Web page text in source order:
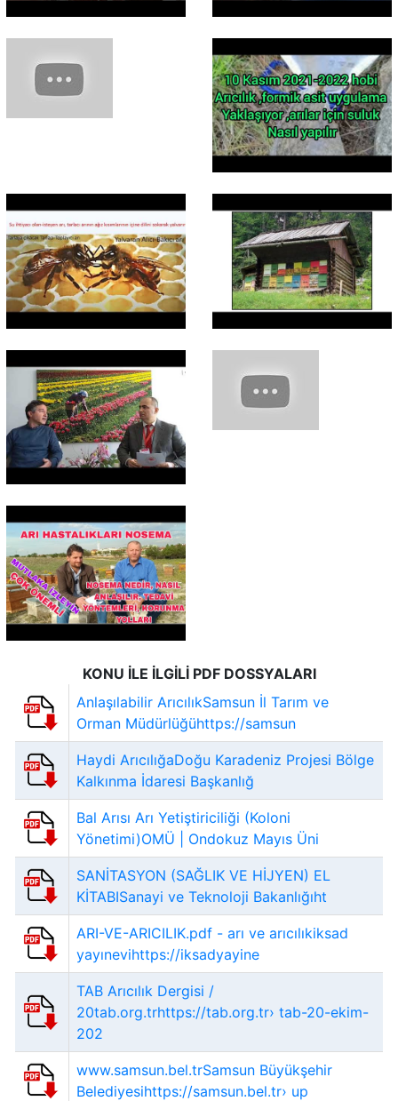
KONU İLE İLGİLİ PDF DOSSYALARI
Anlaşılabilir ArıcılıkSamsun İl Tarım ve
Orman Müdürlüğühttps://samsun
Haydi ArıcılığaDoğu Karadeniz Projesi Bölge
Kalkınma İdaresi Başkanlığ
Bal Arısı Arı Yetiştiriciliği (Koloni
Yönetimi)OMÜ | Ondokuz Mayıs Üni
SANİTASYON (SAĞLIK VE HİJYEN) EL
KİTABISanayi ve Teknoloji Bakanlığıht
ARI-VE-ARICILIK.pdf - arı ve arıcılıkiksad
yayınevihttps://iksadyayine
TAB Arıcılık Dergisi /
20tab.org.trhttps://tab.org.tr› tab-20-ekim-
202
www.samsun.bel.trSamsun Büyükşehir
Belediyesihttps://samsun.bel.tr› up